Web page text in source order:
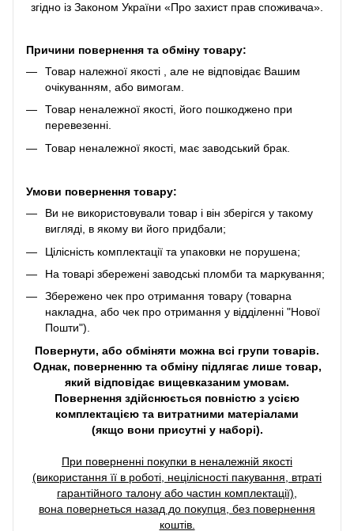
згідно із Законом України «Про захист прав споживача».
Причини повернення та обміну товару:
Товар належної якості , але не відповідає Вашим
очікуванням, або вимогам.
Товар неналежної якості, його пошкоджено при
перевезенні.
Товар неналежної якості, має заводський брак.
Умови повернення товару:
Ви не використовували товар і він зберігся у такому
вигляді, в якому ви його придбали;
Цілісність комплектації та упаковки не порушена;
На товарі збережені заводські пломби та маркування;
Збережено чек про отримання товару (товарна
накладна, або чек про отримання у відділенні "Нової
Пошти").
Повернути, або обміняти можна всі групи товарів.
Однак, поверненню та обміну підлягає лише товар,
який відповідає вищевказаним умовам.
Повернення здійснюється повністю з усією
комплектацією та витратними матеріалами
(якщо вони присутні у наборі).
При поверненні покупки в неналежній якості
(використання її в роботі, нецілісності пакування, втраті
гарантійного талону або частин комплектації),
вона повернеться назад до покупця, без повернення
коштів.